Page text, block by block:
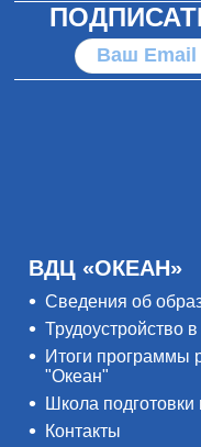
ВДЦ «ОКЕАН»
Сведения об
Трудоустройство
Итоги программы
"Океан"
Школа
Контакты